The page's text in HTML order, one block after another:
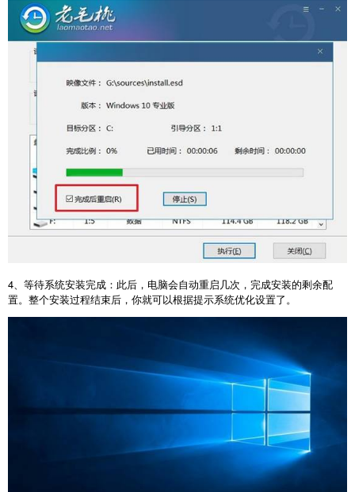
4、等待系统安装完成：此后，电脑会自动重启几次，完成安装的剩余配
置。整个安装过程结束后，你就可以根据提示系统优化设置了。